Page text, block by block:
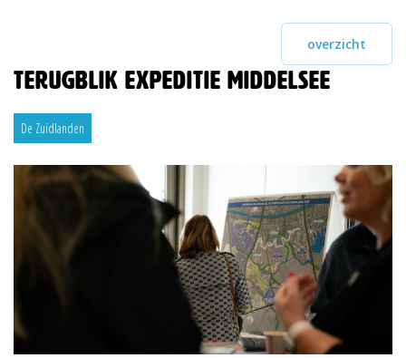
overzicht
Terugblik Expeditie Middelsee
De Zuidlanden